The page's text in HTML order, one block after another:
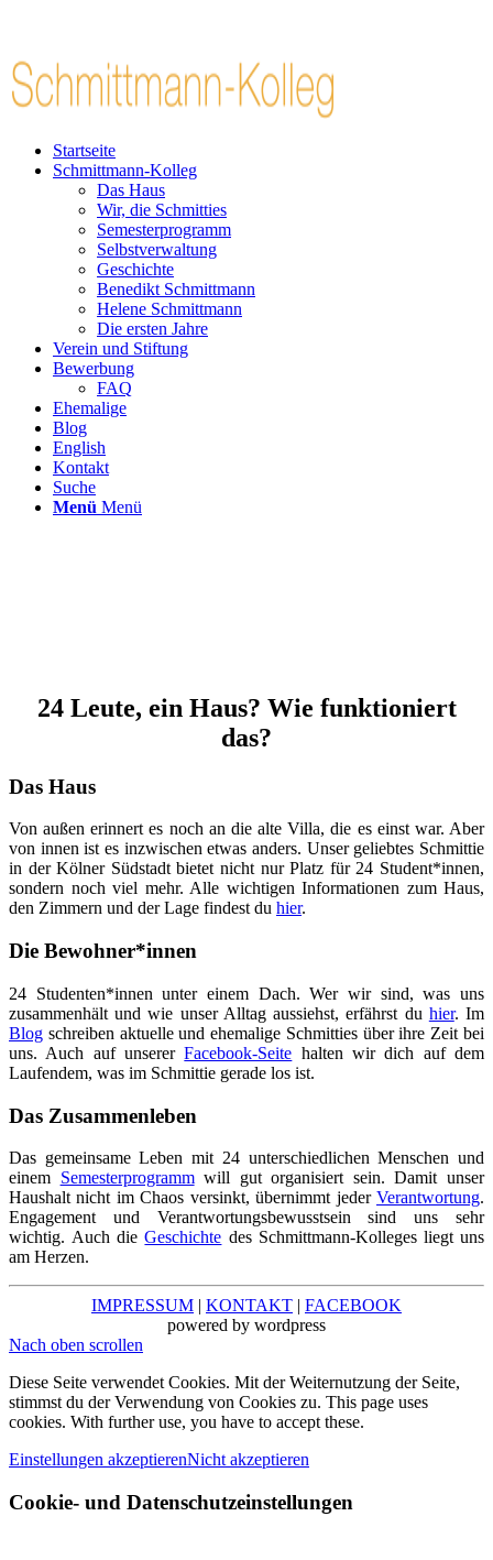
Startseite
Schmittmann-Kolleg
Das Haus
Wir, die Schmitties
Semesterprogramm
Selbstverwaltung
Geschichte
Benedikt Schmittmann
Helene Schmittmann
Die ersten Jahre
Verein und Stiftung
Bewerbung
FAQ
Ehemalige
Blog
English
Kontakt
Suche
Menü Menü
24 Leute, ein Haus? Wie funktioniert
das?
Das Haus
Von außen erinnert es noch an die alte Villa, die es einst war. Aber
von innen ist es inzwischen etwas anders. Unser geliebtes Schmittie
in der Kölner Südstadt bietet nicht nur Platz für 24 Student*innen,
sondern noch viel mehr. Alle wichtigen Informationen zum Haus,
den Zimmern und der Lage findest du hier.
Die Bewohner*innen
24 Studenten*innen unter einem Dach. Wer wir sind, was uns
zusammenhält und wie unser Alltag aussiehst, erfährst du hier. Im
Blog schreiben aktuelle und ehemalige Schmitties über ihre Zeit bei
uns. Auch auf unsererFacebook-Seite halten wir dich auf dem
Laufendem, was im Schmittie gerade los ist.
Das Zusammenleben
Das gemeinsame Leben mit 24 unterschiedlichen Menschen und
einem Semesterprogrammwill gut organisiert sein. Damit unser
Haushalt nicht im Chaos versinkt, übernimmt jeder Verantwortung.
Engagement und Verantwortungsbewusstsein sind uns sehr
wichtig. Auch dieGeschichte des Schmittmann-Kolleges liegt uns
am Herzen.
IMPRESSUM | KONTAKT | FACEBOOK
powered by wordpress
Nach oben scrollen
Diese Seite verwendet Cookies. Mit der Weiternutzung der Seite,
stimmst du der Verwendung von Cookies zu. This page uses
cookies. With further use, you have to accept these.
Einstellungen akzeptierenNicht akzeptieren
Cookie- und Datenschutzeinstellungen